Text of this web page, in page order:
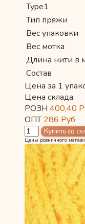
Type1
Тип пряжи
Вес упаковки
Вес мотка
Длина нити в
Состав
Цена за 1
Цена склада:
РОЗН 400,40
ОПТ286 Руб
Цены розничного